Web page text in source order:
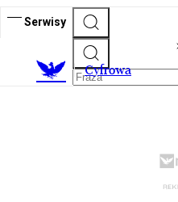
Serwisy
Cyfrowa